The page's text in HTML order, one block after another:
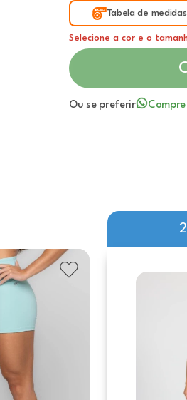
Tabela de medidas
Selecione a cor e o
Ou se preferir